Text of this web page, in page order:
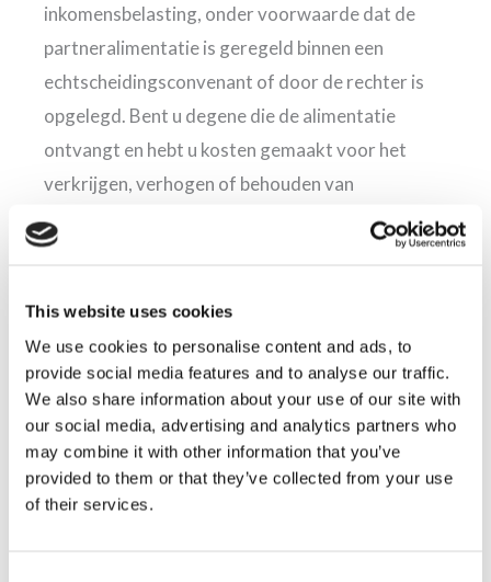
This website uses cookies
We use cookies to personalise content and ads, to
provide social media features and to analyse our traffic.
We also share information about your use of our site with
our social media, advertising and analytics partners who
may combine it with other information that you’ve
provided to them or that they’ve collected from your use
of their services.
inkomensbelasting, onder voorwaarde dat de
partneralimentatie is geregeld binnen een
echtscheidingsconvenant of door de rechter is
opgelegd. Bent u degene die de alimentatie
ontvangt en hebt u kosten gemaakt voor het
verkrijgen, verhogen of behouden van
partneralimentatie, dan kunt u deze kosten ook
fiscaal aftrekken. Denk hierbij aan kosten voor
kosten voor de incasso van alimentatie zijn fiscaal
aftrekbaar. De advocaat- en proceskosten om de
alimentatie te bepalen of te wijzigen zijn niet
aftrekbaar.
Is kinderalimentatie aftrekbaar?